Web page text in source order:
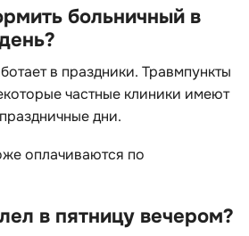
больничный в
в праздники. Травмпункты
частные клиники имеют
дни.
оплачиваются по
в пятницу вечером?